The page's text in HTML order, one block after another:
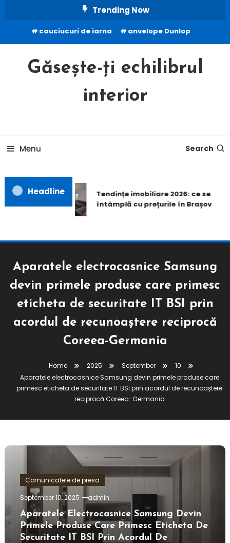
Content
Trending Now
cauciucuri de iarna anvelope Dunlop
Găsește-ți echilibrul
interior
Menu Search
Headline
Tendințe imobiliare 2026: ce se
întâmplă cu prețurile în Brașov
Aparatele electrocasnice Samsung
devin primele produse care primesc
eticheta de securitate IT BSI prin
acordul de recunoaștere reciprocă
Coreea-Germania
Home 2025 September
10
Aparatele electrocasnice Samsung devin primele produse care
primesc eticheta de securitate IT BSI prin acordul de recunoaștere
reciprocă Coreea-Germania
Comunicatele de presa
September 10, 2025
admin
Aparatele Electrocasnice Samsung Devin
Primele Produse Care Primesc Eticheta De
Securitate IT BSI Prin Acordul De